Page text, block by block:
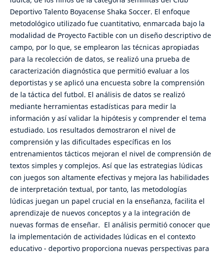
Deportivo Talento Boyacense Shaka Soccer. El enfoque
metodológico utilizado fue cuantitativo, enmarcada bajo la
modalidad de Proyecto Factible con un diseño descriptivo de
campo, por lo que, se emplearon las técnicas apropiadas
para la recolección de datos, se realizó una prueba de
caracterización diagnóstica que permitió evaluar a los
deportistas y se aplicó una encuesta sobre la comprensión
de la táctica del futbol. El análisis de datos se realizó
mediante herramientas estadísticas para medir la
información y así validar la hipótesis y comprender el tema
estudiado. Los resultados demostraron el nivel de
comprensión y las dificultades específicas en los
entrenamientos tácticos mejoran el nivel de comprensión de
textos simples y complejos. Así que las estrategias lúdicas
con juegos son altamente efectivas y mejora las habilidades
de interpretación textual, por tanto, las metodologías
lúdicas juegan un papel crucial en la enseñanza, facilita el
aprendizaje de nuevos conceptos y a la integración de
nuevas formas de enseñar. El análisis permitió conocer que
la implementación de actividades lúdicas en el contexto
educativo - deportivo proporciona nuevas perspectivas para